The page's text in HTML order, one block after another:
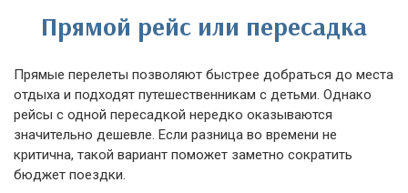
Прямой рейс или пересадка
Прямые перелеты позволяют быстрее добраться до места
отдыха и подходят путешественникам с детьми. Однако
рейсы с одной пересадкой нередко оказываются
значительно дешевле. Если разница во времени не
критична, такой вариант поможет заметно сократить
бюджет поездки.